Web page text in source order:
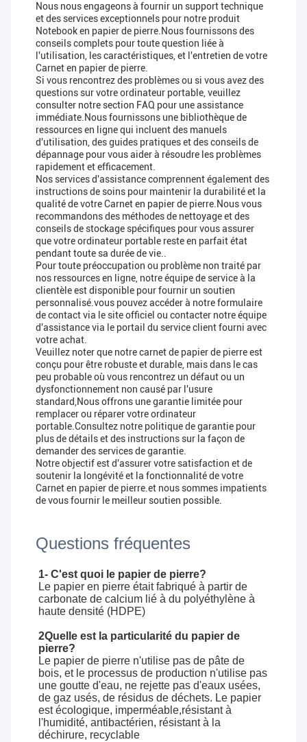
Nous nous engageons à fournir un support technique
et des services exceptionnels pour notre produit
Notebook en papier de pierre.Nous fournissons des
conseils complets pour toute question liée à
l'utilisation, les caractéristiques, et l'entretien de votre
Carnet en papier de pierre.
Si vous rencontrez des problèmes ou si vous avez des
questions sur votre ordinateur portable, veuillez
consulter notre section FAQ pour une assistance
immédiate.Nous fournissons une bibliothèque de
ressources en ligne qui incluent des manuels
d'utilisation, des guides pratiques et des conseils de
dépannage pour vous aider à résoudre les problèmes
rapidement et efficacement.
Nos services d'assistance comprennent également des
instructions de soins pour maintenir la durabilité et la
qualité de votre Carnet en papier de pierre.Nous vous
recommandons des méthodes de nettoyage et des
conseils de stockage spécifiques pour vous assurer
que votre ordinateur portable reste en parfait état
pendant toute sa durée de vie..
Pour toute préoccupation ou problème non traité par
nos ressources en ligne, notre équipe de service à la
clientèle est disponible pour fournir un soutien
personnalisé.vous pouvez accéder à notre formulaire
de contact via le site officiel ou contacter notre équipe
d'assistance via le portail du service client fourni avec
votre achat.
Veuillez noter que notre carnet de papier de pierre est
conçu pour être robuste et durable, mais dans le cas
peu probable où vous rencontrez un défaut ou un
dysfonctionnement non causé par l'usure
standard,Nous offrons une garantie limitée pour
remplacer ou réparer votre ordinateur
portable.Consultez notre politique de garantie pour
plus de détails et des instructions sur la façon de
demander des services de garantie.
Notre objectif est d'assurer votre satisfaction et de
soutenir la longévité et la fonctionnalité de votre
Carnet en papier de pierre.et nous sommes impatients
de vous fournir le meilleur soutien possible.
Questions fréquentes
1- C'est quoi le papier de pierre?
Le papier en pierre était fabriqué à partir de
carbonate de calcium lié à du polyéthylène à
haute densité (HDPE)
2Quelle est la particularité du papier de
pierre?
Le papier de pierre n'utilise pas de pâte de
bois, et le processus de production n'utilise pas
une goutte d'eau, ne rejette pas d'eaux usées,
de gaz usés, de résidus de déchets. Le papier
est écologique, imperméable,résistant à
l'humidité, antibactérien, résistant à la
déchirure, recyclable